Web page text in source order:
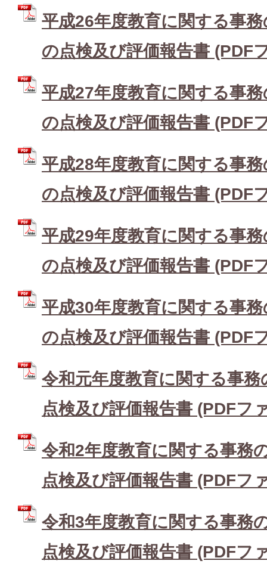
平成26年度教育に関する事
の点検及び評価報告書 (PDF
平成27年度教育に関する事
の点検及び評価報告書 (PDF
平成28年度教育に関する事
の点検及び評価報告書 (PDF
平成29年度教育に関する事
の点検及び評価報告書 (PDF
平成30年度教育に関する事
の点検及び評価報告書 (PDF
令和元年度教育に関する事
点検及び評価報告書 (PDFフ
令和2年度教育に関する事務
点検及び評価報告書 (PDFフ
令和3年度教育に関する事務
点検及び評価報告書 (PDFフ